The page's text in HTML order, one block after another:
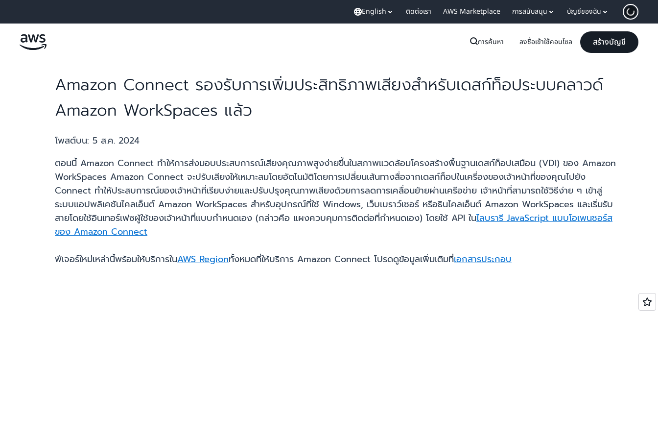
English ติดต่อเรา AWS Marketplace การสนับสนุน บัญชีของฉัน
การค้นหา ลงชื่อเข้าใช้คอนโซล สร้างบัญชี
Amazon Connect รองรับการเพิ่มประสิทธิภาพเสียงสำหรับเดสก์ท็อประบบคลาวด์
Amazon WorkSpaces แล้ว
โพสต์บน: 5 ส.ค. 2024
ตอนนี้ Amazon Connect ทำให้การส่งมอบประสบการณ์เสียงคุณภาพสูงง่ายขึ้นในสภาพแวดล้อมโครงสร้างพื้นฐานเดสก์ท็อปเสมือน (VDI) ของ Amazon
WorkSpaces Amazon Connect จะปรับเสียงให้เหมาะสมโดยอัตโนมัติโดยการเปลี่ยนเส้นทางสื่อจากเดสก์ท็อปในเครื่องของเจ้าหน้าที่ของคุณไปยัง
Connect ทำให้ประสบการณ์ของเจ้าหน้าที่เรียบง่ายและปรับปรุงคุณภาพเสียงด้วยการลดการเคลื่อนย้ายผ่านเครือข่าย เจ้าหน้าที่สามารถใช้วิธีง่าย ๆ เข้าสู่
ระบบแอปพลิเคชันไคลเอ็นต์ Amazon WorkSpaces สำหรับอุปกรณ์ที่ใช้ Windows, เว็บเบราว์เซอร์ หรือธินไคลเอ็นต์ Amazon WorkSpaces และเริ่มรับ
สายโดยใช้อินเทอร์เฟซผู้ใช้ของเจ้าหน้าที่แบบกำหนดเอง (กล่าวคือ แผงควบคุมการติดต่อที่กำหนดเอง) โดยใช้ API ในไลบรารี JavaScript แบบโอเพนซอร์ส
ของ Amazon Connect
ฟีเจอร์ใหม่เหล่านี้พร้อมให้บริการในAWS Regionทั้งหมดที่ให้บริการ Amazon Connect โปรดดูข้อมูลเพิ่มเติมที่เอกสารประกอบ